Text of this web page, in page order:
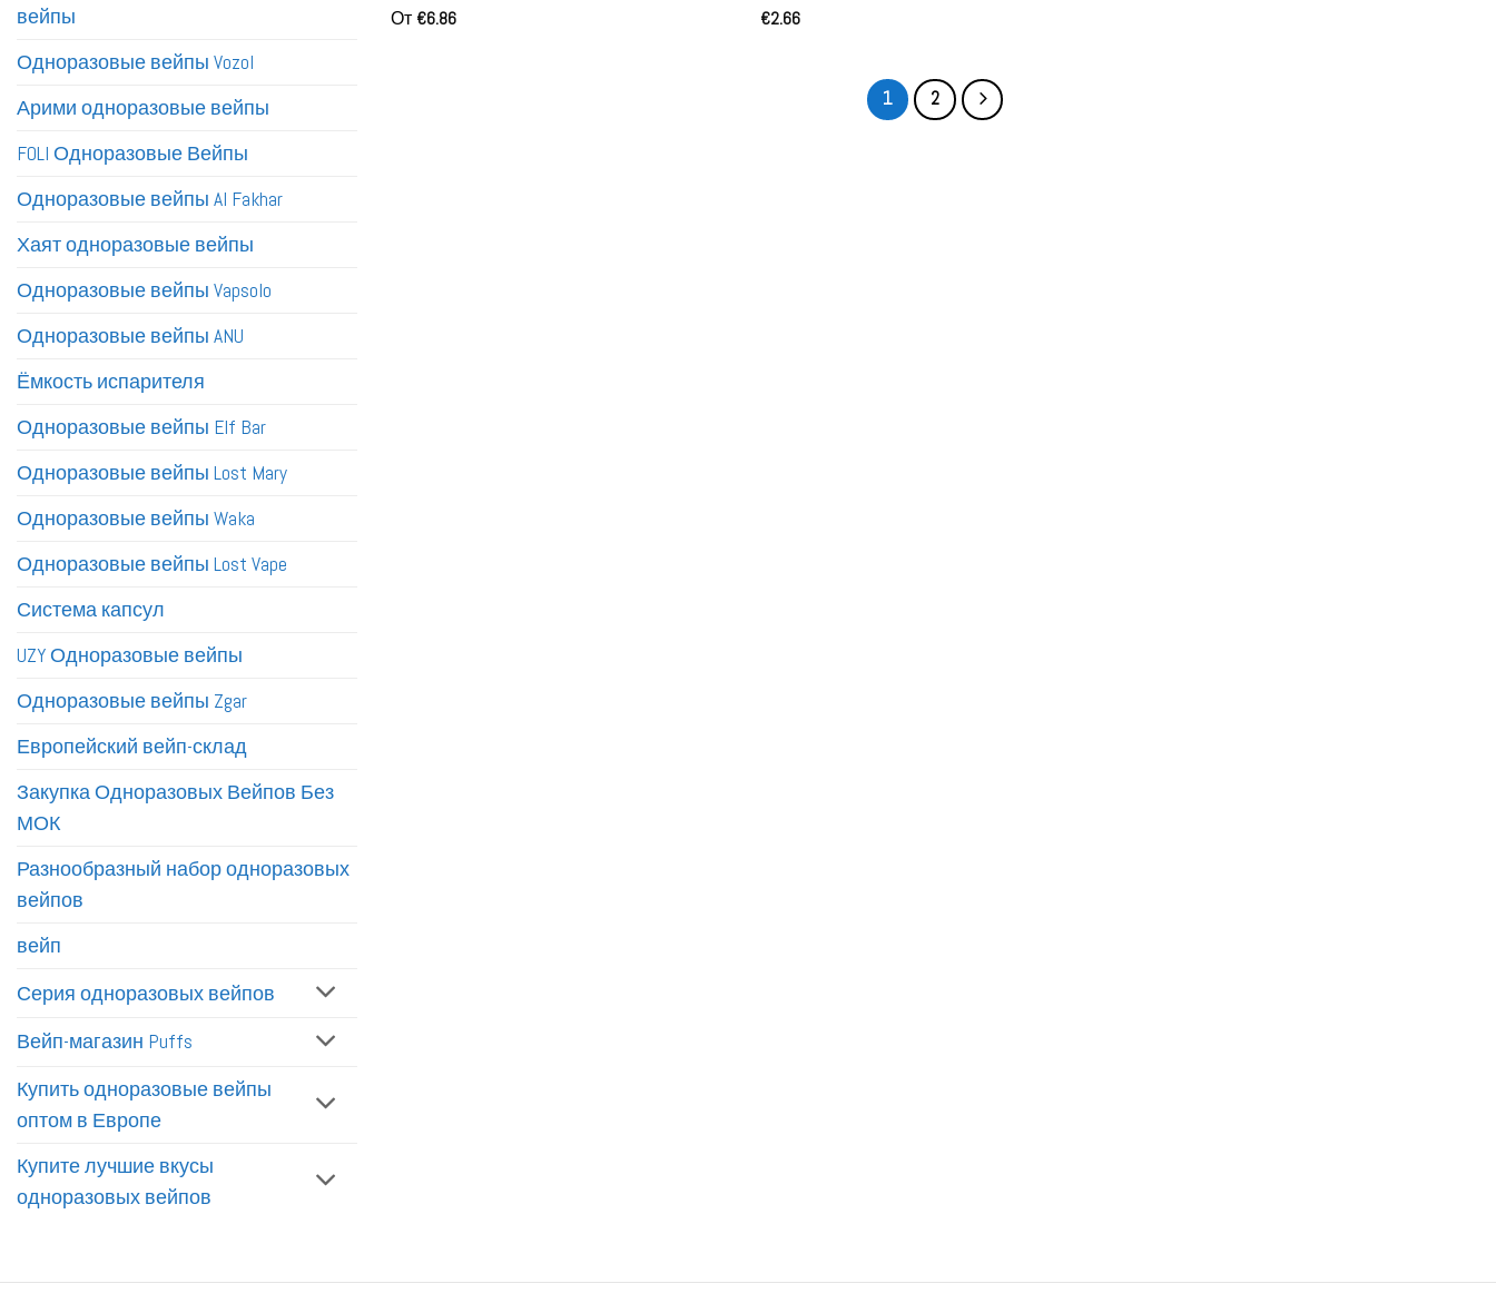
вейпы
Одноразовые вейпы Vozol
Арими одноразовые вейпы
FOLI Одноразовые Вейпы
Одноразовые вейпы Al Fakhar
Хаят одноразовые вейпы
Одноразовые вейпы Vapsolo
Одноразовые вейпы ANU
Ёмкость испарителя
Одноразовые вейпы Elf Bar
Одноразовые вейпы Lost Mary
Одноразовые вейпы Waka
Одноразовые вейпы Lost Vape
Система капсул
UZY Одноразовые вейпы
Одноразовые вейпы Zgar
Европейский вейп-склад
Закупка Одноразовых Вейпов Без
МОК
Разнообразный набор одноразовых
вейпов
вейп
Серия одноразовых вейпов
Вейп-магазин Puffs
Купить одноразовые вейпы
оптом в Европе
Купите лучшие вкусы
одноразовых вейпов
Оценка
От €6.86 Оценка
€2.66
1 2